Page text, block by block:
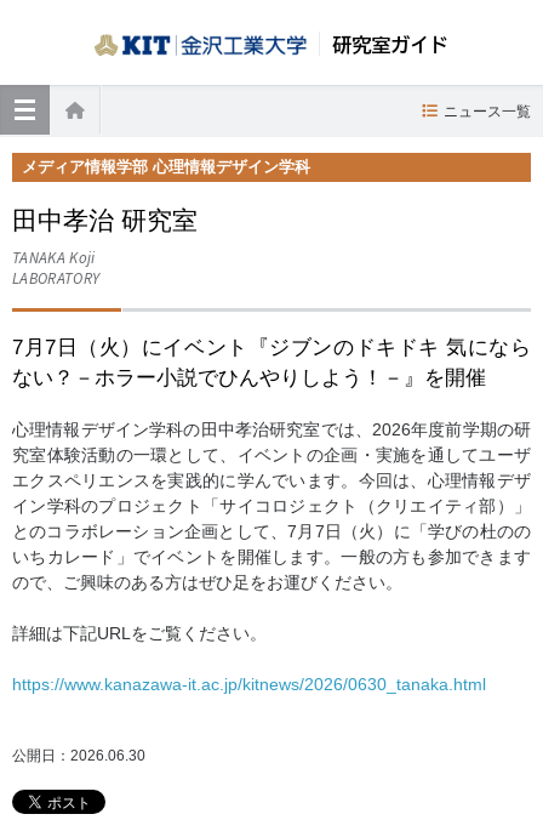
研究室ガイド
ホーム
ニュース一覧
メディア情報学部 心理情報デザイン学科
田中孝治 研究室
TANAKA Koji
LABORATORY
7月7日（火）にイベント『ジブンのドキドキ 気になら
ない？－ホラー小説でひんやりしよう！－』を開催
心理情報デザイン学科の田中孝治研究室では、2026年度前学期の研
究室体験活動の一環として、イベントの企画・実施を通してユーザ
エクスペリエンスを実践的に学んでいます。今回は、心理情報デザ
イン学科のプロジェクト「サイコロジェクト（クリエイティ部）」
とのコラボレーション企画として、7月7日（火）に「学びの杜のの
いちカレード」でイベントを開催します。一般の方も参加できます
ので、ご興味のある方はぜひ足をお運びください。
詳細は下記URLをご覧ください。
https://www.kanazawa-it.ac.jp/kitnews/2026/0630_tanaka.html
公開日：2026.06.30